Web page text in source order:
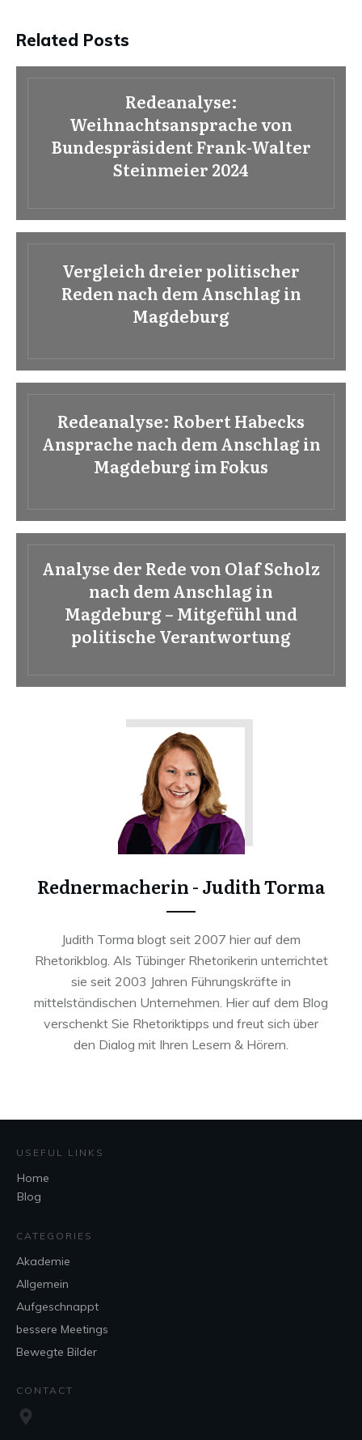
Related Posts
Redeanalyse:
Weihnachtsansprache von
Bundespräsident Frank-Walter
Steinmeier 2024
Vergleich dreier politischer
Reden nach dem Anschlag in
Magdeburg
Redeanalyse: Robert Habecks
Ansprache nach dem Anschlag in
Magdeburg im Fokus
Analyse der Rede von Olaf Scholz
nach dem Anschlag in
Magdeburg – Mitgefühl und
politische Verantwortung
Rednermacherin - Judith Torma
Judith Torma blogt seit 2007 hier auf dem
Rhetorikblog. Als Tübinger Rhetorikerin unterrichtet
sie seit 2003 Jahren Führungskräfte in
mittelständischen Unternehmen. Hier auf dem Blog
verschenkt Sie Rhetoriktipps und freut sich über
den Dialog mit Ihren Lesern & Hörern.
USEFUL LINKS
Home
Blog
CATEGORIES
Akademie
Allgemein
Aufgeschnappt
bessere Meetings
Bewegte Bilder
CONTACT